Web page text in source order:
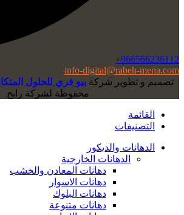
966566236112+
info-digital@rabeh-mena.com
تصميم و تطوير شركةبيو فري للحلول
ﻣﺤﻔﻮﻇﺔ لشرﻛﺔ رابح
القائمة
التصنيفات
الدهانات والديكور
الدهانات الخارجية
دهانات المعادن والخشب
دهانات الاسوار
دهانات البلوك
دهانات متنوعة